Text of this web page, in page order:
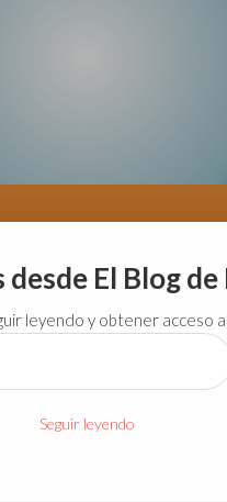
desde El Blog
leyendo y obtener acceso
Seguir leyendo